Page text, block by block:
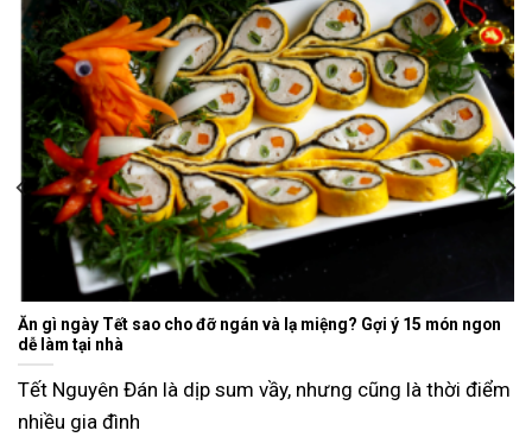
Ăn gì ngày Tết sao cho đỡ ngán và lạ miệng? Gợi ý 15 món ngon
dễ làm tại nhà
Tết Nguyên Đán là dịp sum vầy, nhưng cũng là thời điểm
nhiều gia đình